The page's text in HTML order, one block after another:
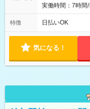
実働時間：7時間
は固定休です／
フト！ 残業ほぼ
特徴 日払いOK
気になる！